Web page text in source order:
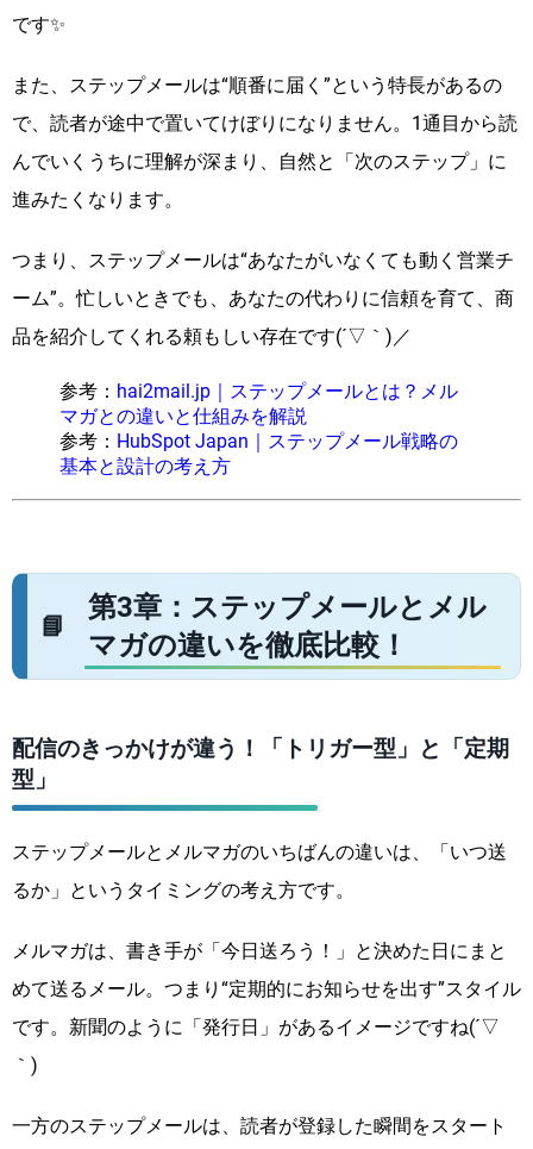
です✨
また、ステップメールは“順番に届く”という特長があるの
で、読者が途中で置いてけぼりになりません。1通目から読
んでいくうちに理解が深まり、自然と「次のステップ」に
進みたくなります。
つまり、ステップメールは“あなたがいなくても動く営業チ
ーム”。忙しいときでも、あなたの代わりに信頼を育て、商
品を紹介してくれる頼もしい存在です(´▽｀)／
参考： hai2mail.jp｜ステップメールとは？メル
マガとの違いと仕組みを解説
参考： HubSpot Japan｜ステップメール戦略の
基本と設計の考え方
第3章：ステップメールとメル
マガの違いを徹底比較！
配信のきっかけが違う！「トリガー型」と「定期
型」
ステップメールとメルマガのいちばんの違いは、「いつ送
るか」というタイミングの考え方です。
メルマガは、書き手が「今日送ろう！」と決めた日にまと
めて送るメール。つまり“定期的にお知らせを出す”スタイル
です。新聞のように「発行日」があるイメージですね(´▽
｀)
一方のステップメールは、読者が登録した瞬間をスタート